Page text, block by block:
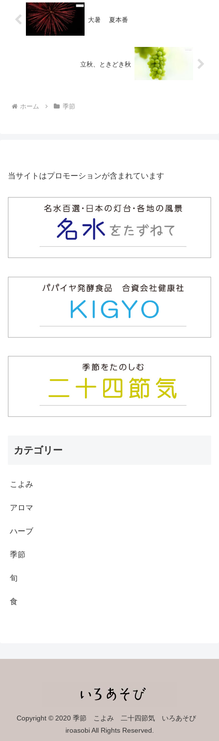
大暑 夏本番
立秋、ときどき秋
ホーム 季節
当サイトはプロモーションが含まれています
カテゴリー
こよみ
アロマ
ハーブ
季節
旬
食
Copyright © 2020 季節 こよみ 二十四節気 いろあそび
iroasobi All Rights Reserved.